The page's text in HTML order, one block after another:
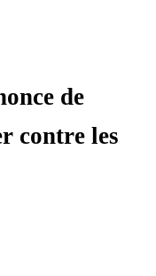
de
contre les